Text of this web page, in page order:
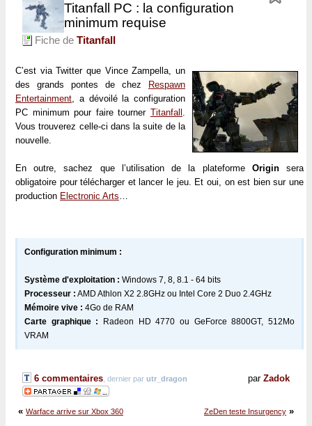
Titanfall PC : la configuration
minimum requise
Fiche de Titanfall
C’est via Twitter que Vince Zampella, un
des grands pontes de chez
Respawn
Entertainment, a dévoilé la configuration
PC minimum pour faire tourner Titanfall .
Vous trouverez celle-ci dans la suite de la
nouvelle.
En outre, sachez que l’utilisation de la plateforme Originsera
obligatoire pour télécharger et lancer le jeu. Et oui, on est bien sur une
production Electronic Arts…
Configuration minimum :
Système d'exploitation : Windows 7, 8, 8.1 - 64 bits
Processeur : AMD Athlon X2 2.8GHz ou Intel Core 2 Duo 2.4GHz
Mémoire vive : 4Go de RAM
Carte graphique : Radeon HD 4770 ou GeForce 8800GT, 512Mo
VRAM
par Zadok
6 commentaires , dernier par utr_dragon
ZeDen teste Insurgency »
« Warface arrive sur Xbox 360